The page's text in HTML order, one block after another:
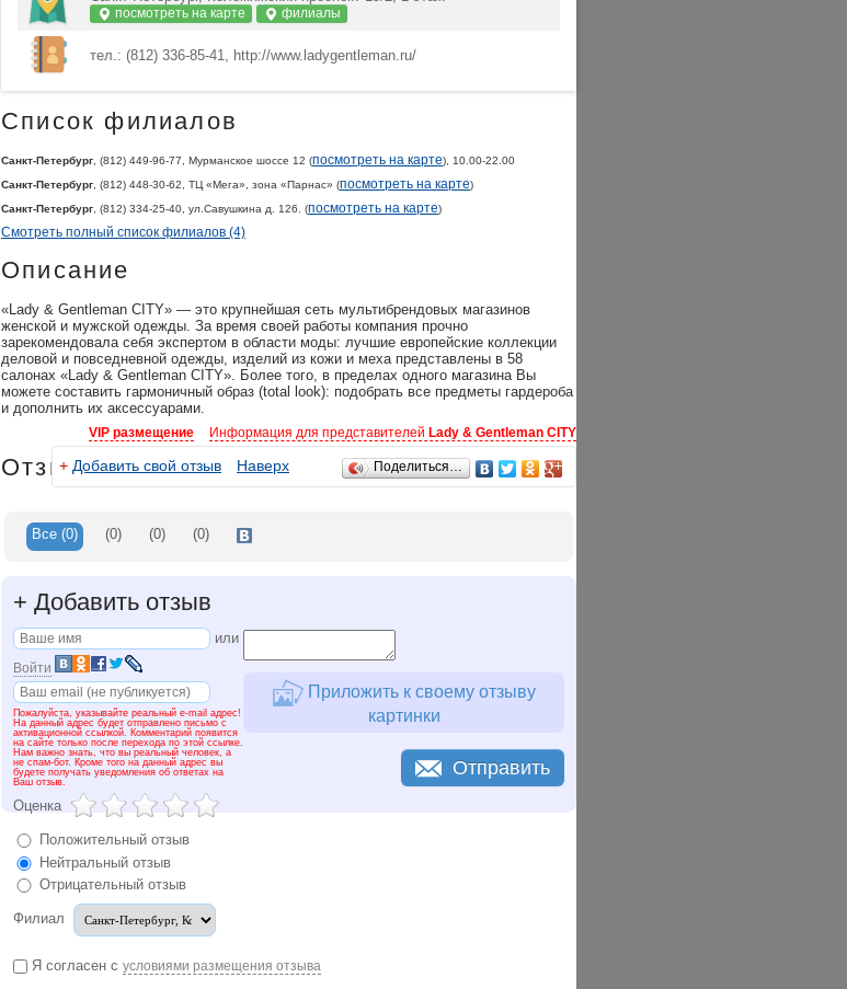
посмотреть на карте филиалы
тел.: (812) 336-85-41, http://www.ladygentleman.ru/
Список филиалов
Санкт-Петербург, (812) 449-96-77, Мурманское шоссе 12 (посмотреть на карте), 10.00-22.00
Санкт-Петербург, (812) 448-30-62, ТЦ «Мега», зона «Парнас» (посмотреть на карте)
Санкт-Петербург, (812) 334-25-40, ул.Савушкина д. 126. (посмотреть на карте)
Смотреть полный список филиалов (4)
Описание
«Lady & Gentleman CITY» — это крупнейшая сеть мультибрендовых магазинов
женской и мужской одежды. За время своей работы компания прочно
зарекомендовала себя экспертом в области моды: лучшие европейские коллекции
деловой и повседневной одежды, изделий из кожи и меха представлены в 58
салонах «Lady & Gentleman CITY». Более того, в пределах одного магазина Вы
можете составить гармоничный образ (total look): подобрать все предметы гардероба
и дополнить их аксессуарами.
VIP размещение Информация для представителей Lady & Gentleman CITY
Отзывы
+ Добавить свой отзыв Наверх Поделиться…
Все (0) (0) (0) (0)
+ Добавить отзыв
или
Войти
Пожалуйста, указывайте реальный e-mail адрес!
На данный адрес будет отправлено письмо с
активационной ссылкой. Комментарий появится
на сайте только после перехода по этой ссылке.
Нам важно знать, что вы реальный человек, а
не спам-бот. Кроме того на данный адрес вы
будете получать уведомления об ответах на
Ваш отзыв.
Оценка
Положительный отзыв
Нейтральный отзыв
Отрицательный отзыв
Филиал
Приложить к своему отзыву
картинки
Я согласен с условиями размещения отзыва
Отправить